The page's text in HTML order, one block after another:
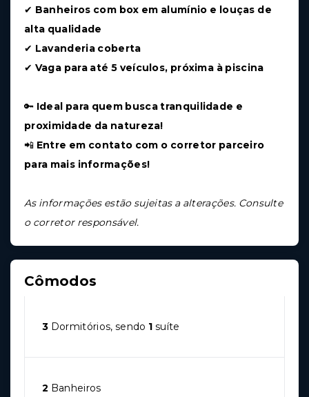
✔ Banheiros com box em alumínio e louças de
alta qualidade
✔ Lavanderia coberta
✔ Vaga para até 5 veículos, próxima à piscina
🔑 Ideal para quem busca tranquilidade e
proximidade da natureza!
📲 Entre em contato com o corretor parceiro
para mais informações!
As informações estão sujeitas a alterações. Consulte
o corretor responsável.
Cômodos
3 Dormitórios, sendo 1 suíte
2 Banheiros